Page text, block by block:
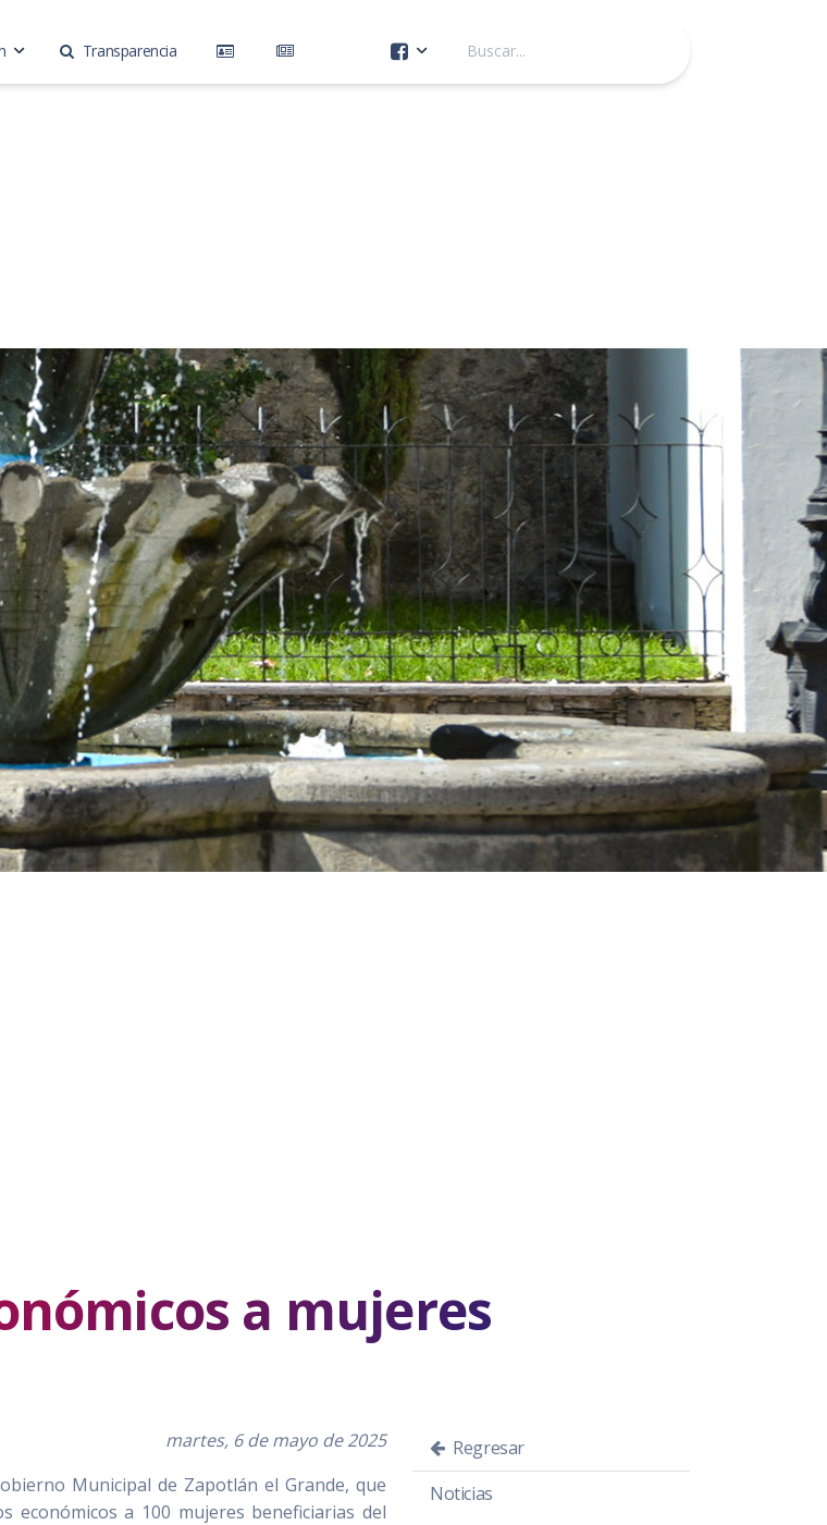
Transparencia
a mujeres
martes, 6 de mayo de 2025
Municipal de Zapotlán el Grande, que
económicos a 100 mujeres beneficiarias del
Regresar
Noticias